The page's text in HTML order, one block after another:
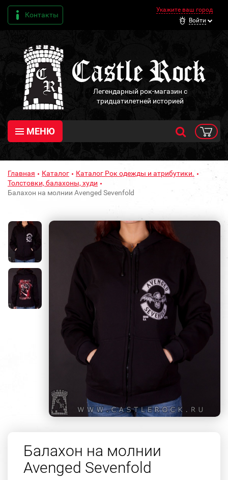
Контакты
Укажите ваш город
Войти
Легендарный рок-магазин с
тридцатилетней историей
МЕНЮ
Главная Каталог
Каталог Рок одежды и атрибутики.
Толстовки, балахоны, худи
Балахон на молнии Avenged Sevenfold
Балахон на молнии
Avenged Sevenfold